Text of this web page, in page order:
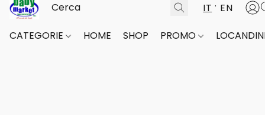
IT EN
CATEGORIE HOME SHOP PROMO